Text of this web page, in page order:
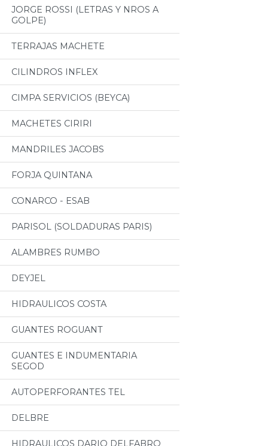
JORGE ROSSI (LETRAS Y NROS A
GOLPE)
TERRAJAS MACHETE
CILINDROS INFLEX
CIMPA SERVICIOS (BEYCA)
MACHETES CIRIRI
MANDRILES JACOBS
FORJA QUINTANA
CONARCO - ESAB
PARISOL (SOLDADURAS PARIS)
ALAMBRES RUMBO
DEYJEL
HIDRAULICOS COSTA
GUANTES ROGUANT
GUANTES E INDUMENTARIA
SEGOD
AUTOPERFORANTES TEL
DELBRE
HIDRAULICOS DARIO DELFABRO